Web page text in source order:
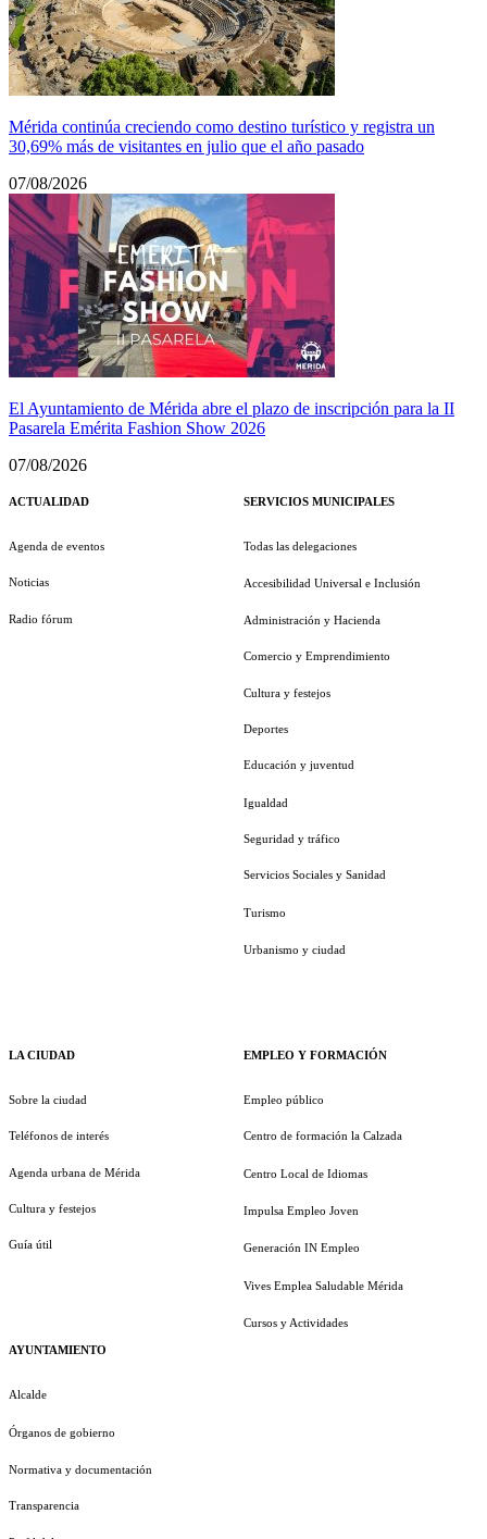
Mérida continúa creciendo como destino turístico y registra un
30,69% más de visitantes en julio que el año pasado
07/08/2026
El Ayuntamiento de Mérida abre el plazo de inscripción para la II
Pasarela Emérita Fashion Show 2026
07/08/2026
ACTUALIDAD
Agenda de eventos
Noticias
Radio fórum
LA CIUDAD
Sobre la ciudad
Teléfonos de interés
Agenda urbana de Mérida
Cultura y festejos
Guía útil
AYUNTAMIENTO
Alcalde
Órganos de gobierno
Normativa y documentación
Transparencia
SERVICIOS MUNICIPALES
Todas las delegaciones
Accesibilidad Universal e Inclusión
Administración y Hacienda
Comercio y Emprendimiento
Cultura y festejos
Deportes
Educación y juventud
Igualdad
Seguridad y tráfico
Servicios Sociales y Sanidad
Turismo
Urbanismo y ciudad
EMPLEO Y FORMACIÓN
Empleo público
Centro de formación la Calzada
Centro Local de Idiomas
Impulsa Empleo Joven
Generación IN Empleo
Vives Emplea Saludable Mérida
Cursos y Actividades